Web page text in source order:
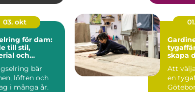
03. okt
för dam:
till stil,
och
bär
löften och
i många år.
skapa
Att
en